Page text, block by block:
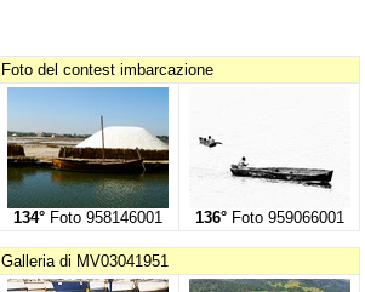
Foto del contest imbarcazione
134° Foto 958146001 136°Foto 959066001
Galleria di MV03041951